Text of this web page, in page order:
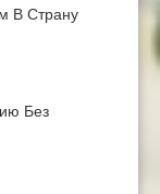
В Страну
Без